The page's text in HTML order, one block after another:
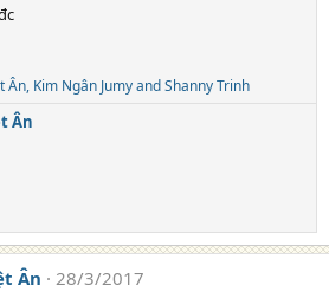
Ân, Kim Ngân JumyandShanny Trinh
Ân
Ân
28/3/2017